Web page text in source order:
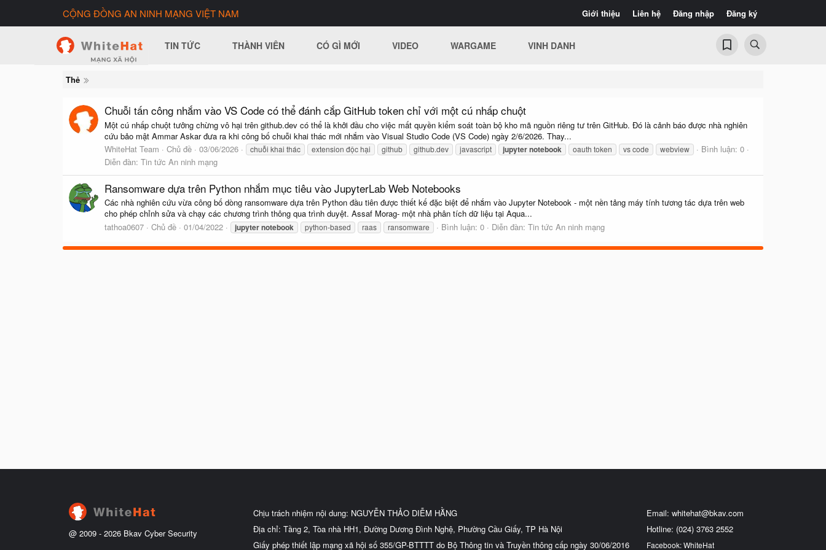
Giới thiệu Liên hệ Đăng nhập Đăng ký
CỘNG ĐỒNG AN NINH MẠNG VIỆT NAM
TIN TỨC THÀNH VIÊN CÓ GÌ MỚI VIDEO WARGAME VINH DANH
Thẻ
Chuỗi tấn công nhắm vào VS Code có thể đánh cắp GitHub token chỉ với một cú nhấp chuột
Một cú nhấp chuột tưởng chừng vô hại trên github.dev có thể là khởi đầu cho việc mất quyền kiểm soát toàn bộ kho mã nguồn riêng tư trên GitHub. Đó là cảnh báo được nhà nghiên
cứu bảo mật Ammar Askar đưa ra khi công bố chuỗi khai thác mới nhắm vào Visual Studio Code (VS Code) ngày 2/6/2026. Thay...
WhiteHat Team
Chủ đề 03/06/2026 chuỗi khai thác extension độc hại github github.dev javascript jupyternotebook oauth token vs code webview
Bình luận: 0
Diễn đàn: Tin tức An ninh mạng
Ransomware dựa trên Python nhắm mục tiêu vào JupyterLab Web Notebooks
Các nhà nghiên cứu vừa công bố dòng ransomware dựa trên Python đầu tiên được thiết kế đặc biệt để nhắm vào Jupyter Notebook - một nền tảng máy tính tương tác dựa trên web
cho phép chỉnh sửa và chạy các chương trình thông qua trình duyệt. Assaf Morag- một nhà phân tích dữ liệu tại Aqua...
tathoa0607
Chủ đề 01/04/2022 jupyternotebook python-based raas ransomware Bình luận: 0 Diễn đàn: Tin tức An ninh mạng
@ 2009 - 2026 Bkav Cyber Security
Chịu trách nhiệm nội dung: NGUYỄN THẢO DIỄM HẰNG
Địa chỉ: Tầng 2, Tòa nhà HH1, Đường Dương Đình Nghệ, Phường Cầu Giấy, TP Hà Nội
Giấy phép thiết lập mạng xã hội số 355/GP-BTTTT do Bộ Thông tin và Truyền thông cấp ngày 30/06/2016
Email: whitehat@bkav.com
Hotline: (024) 3763 2552
Facebook: WhiteHat